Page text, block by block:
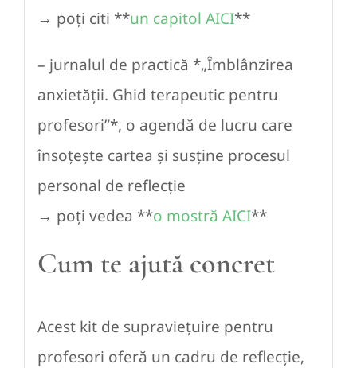
→ poți citi **un capitol AICI**
– jurnalul de practică *„Îmblânzirea
anxietății. Ghid terapeutic pentru
profesori”*, o agendă de lucru care
însoțește cartea și susține procesul
personal de reflecție
→ poți vedea **o mostră AICI**
Cum te ajută concret
Acest kit de supraviețuire pentru
profesori oferă un cadru de reflecție,